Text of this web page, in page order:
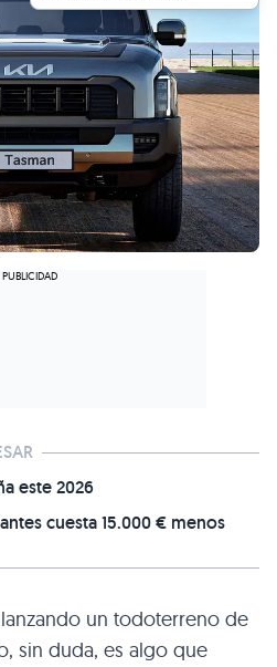
este 2026
cuesta 15.000 € menos
un todoterreno de
sin duda, es algo que